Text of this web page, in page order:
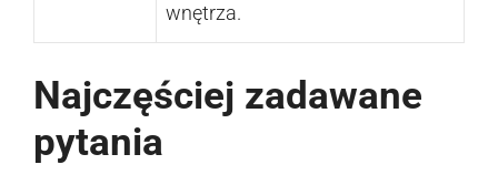
wnętrza.
Najczęściej zadawane
pytania